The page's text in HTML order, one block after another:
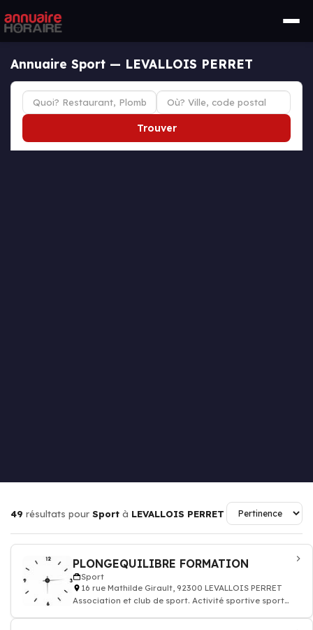
Annuaire Sport — LEVALLOIS PERRET
Trouver
49 résultats pour Sport à LEVALLOIS PERRET
PLONGEQUILIBRE FORMATION
Sport
16 rue Mathilde Girault, 92300 LEVALLOIS PERRET
Association et club de sport. Activité sportive sport